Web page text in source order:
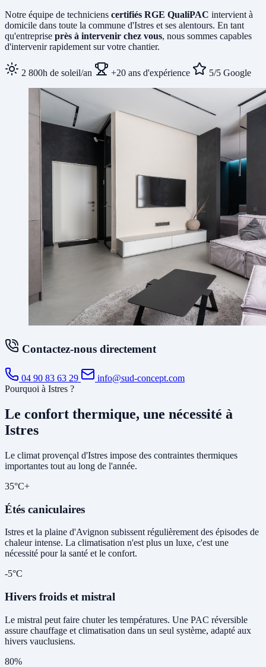
Notre équipe de techniciens certifiés RGE QualiPAC intervient à
domicile dans toute la commune d'Istres et ses alentours. En tant
qu'entreprise près à intervenir chez vous, nous sommes capables
d'intervenir rapidement sur votre chantier.
2 800h de soleil/an +20 ans d'expérience 5/5 Google
Contactez-nous directement
04 90 83 63 29
info@sud-concept.com
Pourquoi à Istres ?
Le confort thermique, une nécessité à
Istres
Le climat provençal d'Istres impose des contraintes thermiques
importantes tout au long de l'année.
35°C+
Étés caniculaires
Istres et la plaine d'Avignon subissent régulièrement des épisodes de
chaleur intense. La climatisation n'est plus un luxe, c'est une
nécessité pour la santé et le confort.
-5°C
Hivers froids et mistral
Le mistral peut faire chuter les températures. Une PAC réversible
assure chauffage et climatisation dans un seul système, adapté aux
hivers vauclusiens.
80%